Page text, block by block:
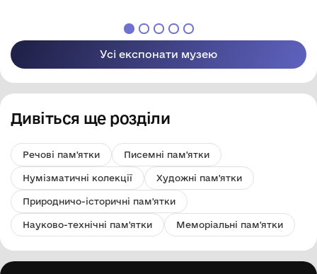
області
ради Львівської
області
Усі експонати музею
Дивіться ще розділи
Речові пам'ятки Писемні пам'ятки
Нумізматичні колекції Художні пам'ятки
Природничо-історичні пам'ятки
Науково-технічні пам'ятки Меморіальні пам'ятки